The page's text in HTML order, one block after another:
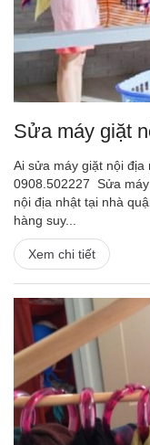
Sửa máy giặt
Ai sửa máy giặt nội địa
0908.502227 Sửa
nội địa nhật tại nhà
hàng suy...
Xem chi tiết